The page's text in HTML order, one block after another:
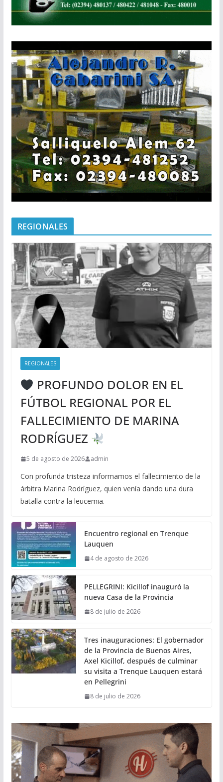
REGIONALES
REGIONALES
PROFUNDO DOLOR EN EL
FÚTBOL REGIONAL POR EL
FALLECIMIENTO DE MARINA
RODRÍGUEZ
5 de agosto de 2026 admin
Con profunda tristeza informamos el fallecimiento de la
árbitra Marina Rodríguez, quien venía dando una dura
batalla contra la leucemia.
Encuentro regional en Trenque
Lauquen
4 de agosto de 2026
PELLEGRINI: Kicillof inauguró la
nueva Casa de la Provincia
8 de julio de 2026
Tres inauguraciones: El gobernador
de la Provincia de Buenos Aires,
Axel Kicillof, después de culminar
su visita a Trenque Lauquen estará
en Pellegrini
8 de julio de 2026